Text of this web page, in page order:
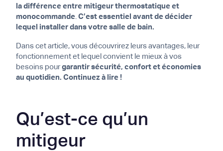
la différence entre mitigeur thermostatique et
monocommande C’est essentiel avant de décider
lequel installer dans votre salle de bain.
Dans cet article, vous découvrirez leurs avantages, leur
fonctionnement et lequel convient le mieux à vos
besoins pourgarantir sécurité, confort et économies
au quotidien. Continuez à lire !
Qu’est-ce qu’un
mitigeur